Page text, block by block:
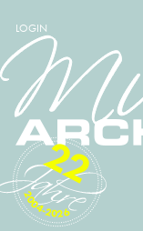
LOGIN
2004-2026
22